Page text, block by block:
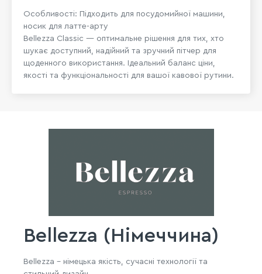
Особливості: Підходить для посудомийної машини,
носик для латте-арту
Bellezza Classic — оптимальне рішення для тих, хто
шукає доступний, надійний та зручний пітчер для
щоденного використання. Ідеальний баланс ціни,
якості та функціональності для вашої кавової рутини.
Bellezza (Німеччина)
Bellezza – німецька якість, сучасні технології та